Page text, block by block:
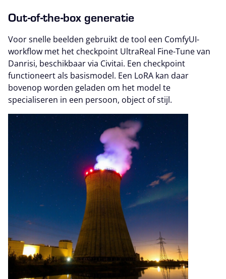
Out-of-the-box generatie
Voor snelle beelden gebruikt de tool een ComfyUI-
workflow met het checkpoint UltraReal Fine-Tune van
Danrisi, beschikbaar via Civitai. Een checkpoint
functioneert als basismodel. Een LoRA kan daar
bovenop worden geladen om het model te
specialiseren in een persoon, object of stijl.